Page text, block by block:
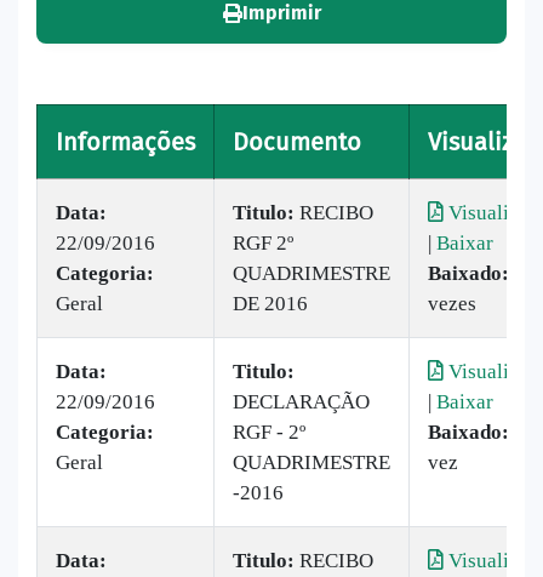
Imprimir
Informações Documento Visualizar
Data:
22/09/2016
Categoria:
Geral
Titulo: RECIBO
RGF 2º
QUADRIMESTRE
DE 2016
Visualizar
| Baixar
Baixado:
vezes
Data:
22/09/2016
Categoria:
Geral
Titulo:
DECLARAÇÃO
RGF - 2º
QUADRIMESTRE
-2016
Visualizar
| Baixar
Baixado:
vez
Data:
Titulo: RECIBO
Visualizar